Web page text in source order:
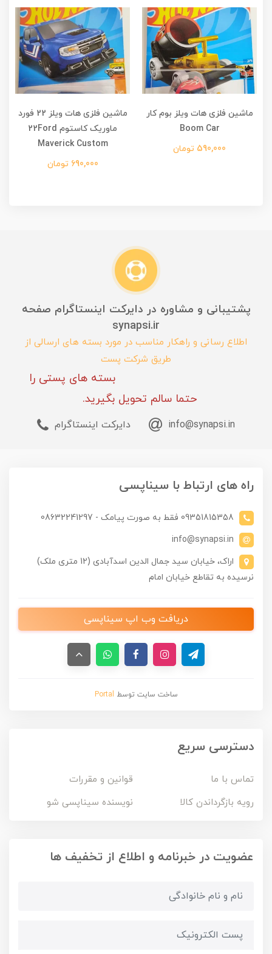
ماشین فلزی هات ویلز بوم کار
Boom Car
590,000 تومان
ماشین فلزی هات ویلز 22 فورد
ماوریک کاستوم 22Ford
Maverick Custom
690,000 تومان
پشتیبانی و مشاوره در دایرکت اینستاگرام صفحه
synapsi.ir
اطلاع رسانی و راهکار مناسب در مورد بسته های ارسالی از
طریق شرکت پست
بسته های پستی را
حتما سالم تحویل بگیرید.
info@synapsi.in دایرکت اینستاگرام
راه های ارتباط با سیناپسی
09351815358 فقط به صورت پیامک - 08632241297
info@synapsi.in
اراک، خیابان سید جمال الدین اسدآبادی (12 متری ملک)
نرسیده به تقاطع خیابان امام
دریافت وب اپ سیناپسی
ساخت سایت توسط Portal
دسترسی سریع
تماس با ما
قوانین و مقررات
رویه بازگرداندن کالا
نویسنده سیناپسی شو
عضویت در خبرنامه و اطلاع از تخفیف ها